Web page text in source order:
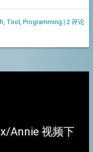
, Tool,Programming |2 评论
Annie 视频下